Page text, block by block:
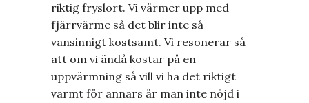
riktig fryslort. Vi värmer upp med
fjärrvärme så det blir inte så
vansinnigt kostsamt. Vi resonerar så
att om vi ändå kostar på en
uppvärmning så vill vi ha det riktigt
varmt för annars är man inte nöjd i